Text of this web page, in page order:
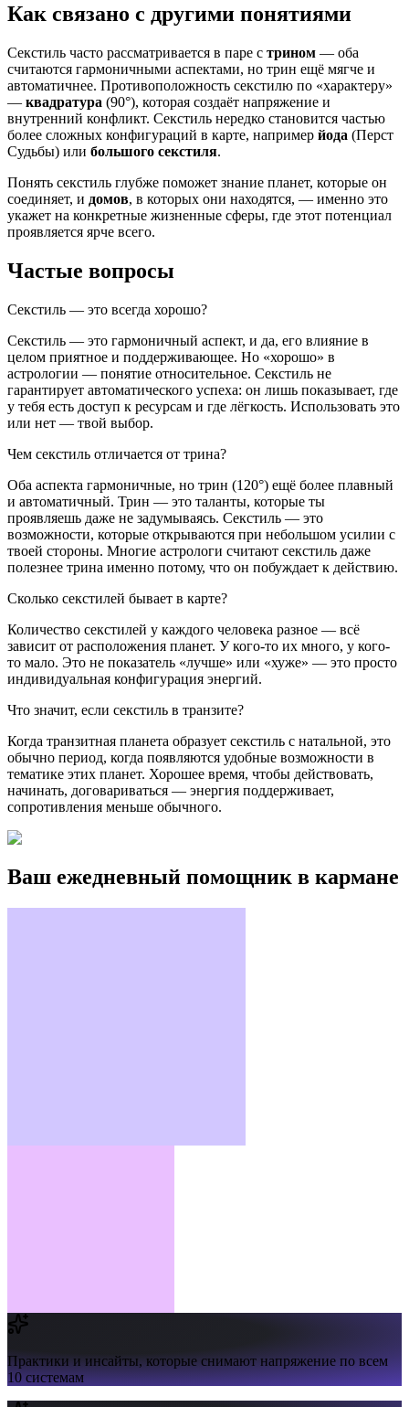
Как связано с другими понятиями
Секстиль часто рассматривается в паре с трином — оба
считаются гармоничными аспектами, но трин ещё мягче и
автоматичнее. Противоположность секстилю по «характеру»
— квадратура (90°), которая создаёт напряжение и
внутренний конфликт. Секстиль нередко становится частью
более сложных конфигураций в карте, например йода (Перст
Судьбы) или большого секстиля.
Понять секстиль глубже поможет знание планет, которые он
соединяет, и домов, в которых они находятся, — именно это
укажет на конкретные жизненные сферы, где этот потенциал
проявляется ярче всего.
Частые вопросы
Секстиль — это всегда хорошо?
Секстиль — это гармоничный аспект, и да, его влияние в
целом приятное и поддерживающее. Но «хорошо» в
астрологии — понятие относительное. Секстиль не
гарантирует автоматического успеха: он лишь показывает, где
у тебя есть доступ к ресурсам и где лёгкость. Использовать это
или нет — твой выбор.
Чем секстиль отличается от трина?
Оба аспекта гармоничные, но трин (120°) ещё более плавный
и автоматичный. Трин — это таланты, которые ты
проявляешь даже не задумываясь. Секстиль — это
возможности, которые открываются при небольшом усилии с
твоей стороны. Многие астрологи считают секстиль даже
полезнее трина именно потому, что он побуждает к действию.
Сколько секстилей бывает в карте?
Количество секстилей у каждого человека разное — всё
зависит от расположения планет. У кого-то их много, у кого-
то мало. Это не показатель «лучше» или «хуже» — это просто
индивидуальная конфигурация энергий.
Что значит, если секстиль в транзите?
Когда транзитная планета образует секстиль с натальной, это
обычно период, когда появляются удобные возможности в
тематике этих планет. Хорошее время, чтобы действовать,
начинать, договариваться — энергия поддерживает,
сопротивления меньше обычного.
Ваш ежедневный помощник в кармане
Практики и инсайты,которые снимают напряжение по всем
10 системам